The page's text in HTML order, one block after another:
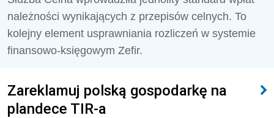
należności wynikających z przepisów celnych. To
kolejny element usprawniania rozliczeń w systemie
finansowo-księgowym Zefir.
Zareklamuj polską gospodarkę na
plandece TIR-a